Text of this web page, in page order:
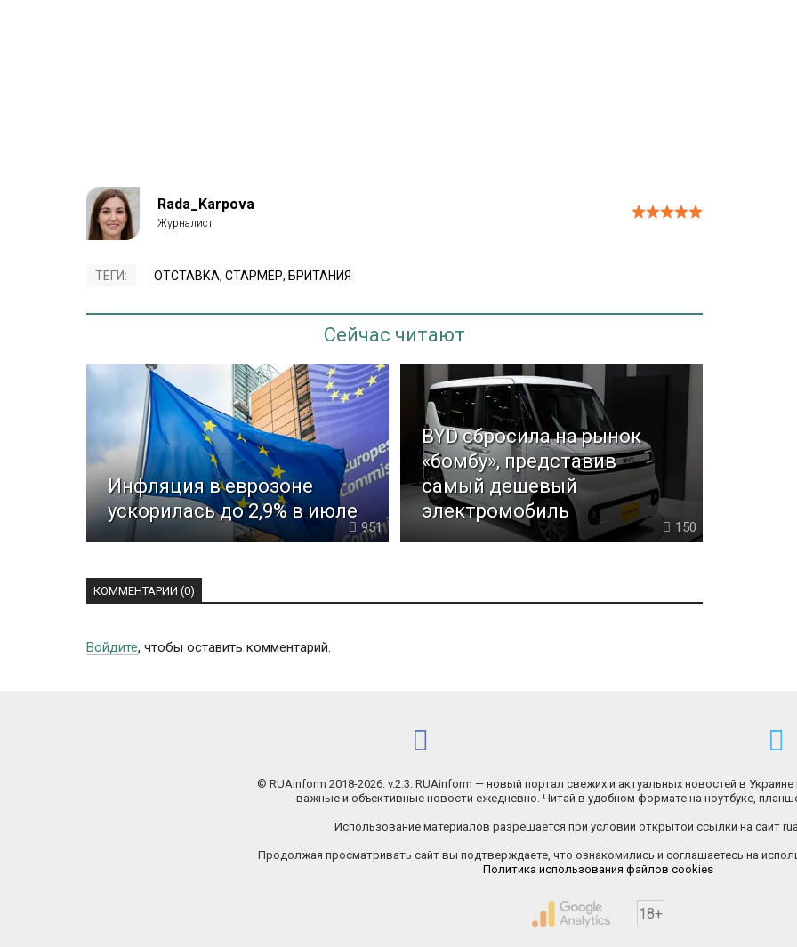
Rada_Karpova
ТЕГИ: ОТСТАВКА, СТАРМЕР, БРИТАНИЯ
Сейчас читают
Инфляция в еврозоне
ускорилась до 2,9% в июле
951
BYD сбросила на рынок
«бомбу», представив
самый дешевый
электромобиль
150
КОММЕНТАРИИ (0)
Войдите, чтобы оставить комментарий.
© RUAinform 2018-2026. v.2.3. RUAinform — новый портал свежих и актуальных новостей в Украине
важные и объективные новости ежедневно. Читай в удобном формате на ноутбуке,
Использование материалов разрешается при условии открытой ссылки на сайт
Продолжая просматривать сайт вы подтверждаете, что ознакомились и соглашаетесь на
Политика использования файлов cookies
18+